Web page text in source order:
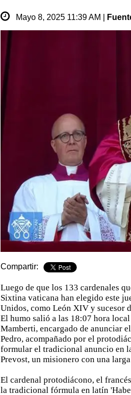
Mayo 8, 2025 11:39 AM |
Compartir:
Luego de que los 133 cardenales
Sixtina vaticana han elegido este
Unidos, como León XIV y sucesor
El humo salió a las 18:07 hora
Mamberti, encargado de anunciar
Pedro, acompañado por el
formular el tradicional anuncio en
Prevost, un misionero con una
El cardenal protodiácono, el
la tradicional fórmula en latín